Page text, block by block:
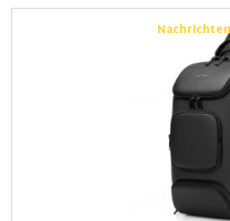
Nachrichten